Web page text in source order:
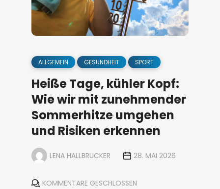
ALLGEMEIN GESUNDHEIT SPORT
Heiße Tage, kühler Kopf:
Wie wir mit zunehmender
Sommerhitze umgehen
und Risiken erkennen
LENA HALLBRUCKER 28. MAI 2026
KOMMENTARE GESCHLOSSEN